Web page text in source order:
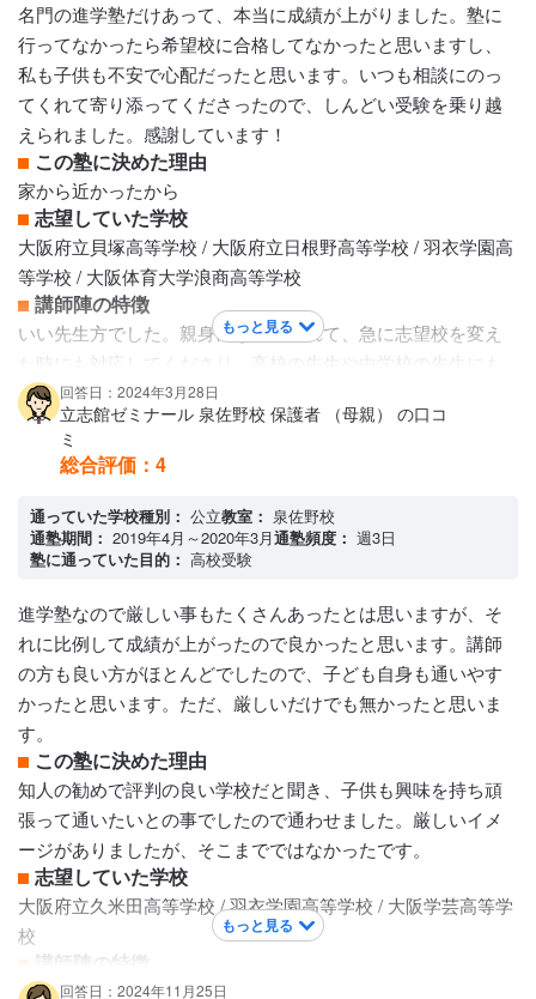
保護者への連絡手段
塾専用アプリ
アクセス・周りの環境
バスや電車からの距離は徒歩で５分以内という好立地で、車
での送迎ができない場合は子供自身で通うことのできる距離
なので良かった。
名門の進学塾だけあって、本当に成績が上がりました。塾に
行ってなかったら希望校に合格してなかったと思いますし、
私も子供も不安で心配だったと思います。いつも相談にのっ
てくれて寄り添ってくださったので、しんどい受験を乗り越
えられました。感謝しています！
この塾に決めた理由
家から近かったから
志望していた学校
大阪府立貝塚高等学校 / 大阪府立日根野高等学校 / 羽衣学園高
等学校 / 大阪体育大学浪商高等学校
講師陣の特徴
いい先生方でした。親身になってくれて、急に志望校を変え
た時にも対応してくださり、高校の先生や中学校の先生にも
直接会いに行ってくれたりしました。おかげで希望校に行く
ことができたので感謝しています。テスト本番に学校まで来
てくれた時は、顔を見て安心したと言ってました。
カリキュラムについて
春講座や夏講座や冬講座は、毎日の様に教えてくださいまし
た。その分、費用はすごく高かったので、家計費的にはしん
どかったです。でもおかげで合格できたので、今から思えば
は、前期で合格したため受けずにすみました。
保護者への連絡手段
電話連絡 / メール連絡 / LINE連絡 / 塾専用アプリ
アクセス・周りの環境
駅前にあったので迎えに行きやすかったから
もっと見る
回答日：2024年3月28日
立志館ゼミナール 泉佐野校 保護者 （母親） の口コ
ミ
総合評価： 4
通っていた学校種別： 公立教室： 泉佐野校
通塾期間： 2019年4月～2020年3月通塾頻度： 週3日
塾に通っていた目的： 高校受験
進学塾なので厳しい事もたくさんあったとは思いますが、そ
れに比例して成績が上がったので良かったと思います。講師
の方も良い方がほとんどでしたので、子ども自身も通いやす
かったと思います。ただ、厳しいだけでも無かったと思いま
す。
この塾に決めた理由
知人の勧めで評判の良い学校だと聞き、子供も興味を持ち頑
張って通いたいとの事でしたので通わせました。厳しいイメ
ージがありましたが、そこまでではなかったです。
志望していた学校
大阪府立久米田高等学校 / 羽衣学園高等学校 / 大阪学芸高等学
校
講師陣の特徴
ベテランの講師の方が多く、厳しい点もありましたが詳しく
もっと見る
回答日：2024年11月25日